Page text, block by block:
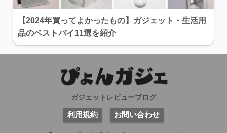
【2024年買ってよかったもの】ガジェット・生活用
品のベストバイ11選を紹介
ガジェットレビューブログ
利用規約 お問い合わせ